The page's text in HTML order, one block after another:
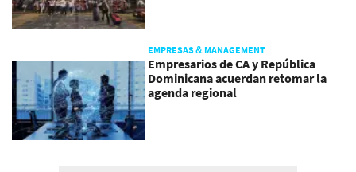
EMPRESAS & MANAGEMENT
Empresarios de CA y República
Dominicana acuerdan retomar la
agenda regional